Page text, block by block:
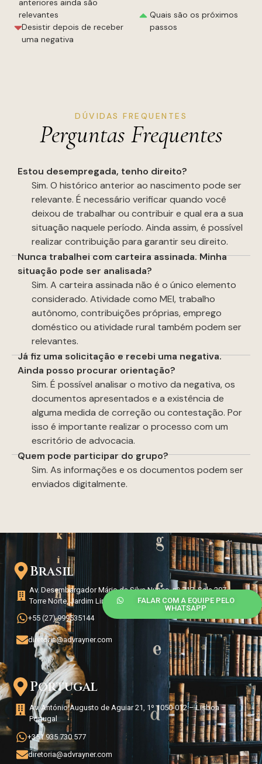
anteriores ainda são
relevantes
Desistir depois de receber
uma negativa
Quais são os próximos
passos
DÚVIDAS FREQUENTES
Perguntas Frequentes
Estou desempregada, tenho direito?
Sim. O histórico anterior ao nascimento pode ser
relevante. É necessário verificar quando você
deixou de trabalhar ou contribuir e qual era a sua
situação naquele período. Ainda assim, é possível
realizar contribuição para garantir seu direito.
Nunca trabalhei com carteira assinada. Minha
situação pode ser analisada?
Sim. A carteira assinada não é o único elemento
considerado. Atividade como MEI, trabalho
autônomo, contribuições próprias, emprego
doméstico ou atividade rural também podem ser
relevantes.
Já fiz uma solicitação e recebi uma negativa.
Ainda posso procurar orientação?
Sim. É possível analisar o motivo da negativa, os
documentos apresentados e a existência de
alguma medida de correção ou contestação. Por
isso é importante realizar o processo com um
escritório de advocacia.
Quem pode participar do grupo?
Sim. As informações e os documentos podem ser
enviados digitalmente.
Brasil
Av. Desembargador Mário da Silva Nunes, nº 717, Sala 207,
Torre Norte, Jardim Limoeiro, Serra/ES – Brasil
+55 (27) 999535144
diretoria@advrayner.com
Portugal
Av. António Augusto de Aguiar 21, 1º 1050-012 – Lisboa –
Portugal
+351 935 730 577
diretoria@advrayner.com
FALAR COM A EQUIPE PELO
WHATSAPP